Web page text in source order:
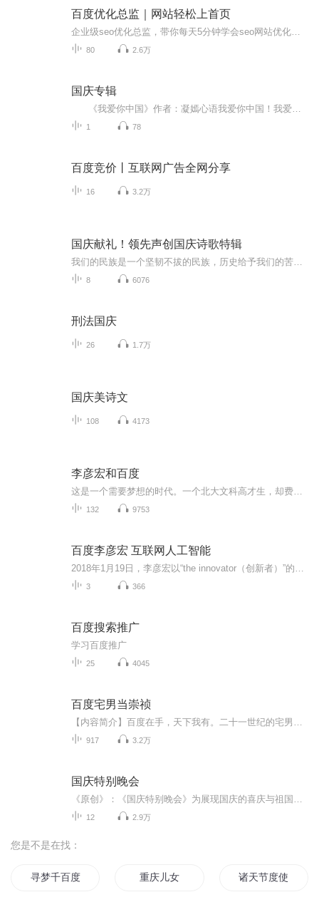
百度优化总监｜网站轻松上首页
80 2.6万
国庆专辑
1 78
百度竞价丨互联网广告全网分享
16 3.2万
国庆献礼！领先声创国庆诗歌特辑
8 6076
刑法国庆
26 1.7万
国庆美诗文
108 4173
李彦宏和百度
132 9753
百度李彦宏 互联网人工智能
3 366
百度搜索推广
学习百度推广
25 4045
百度宅男当崇祯
917 3.2万
国庆特别晚会
12 2.9万
您是不是在找：
寻梦千百度 重庆儿女 诸天节度使